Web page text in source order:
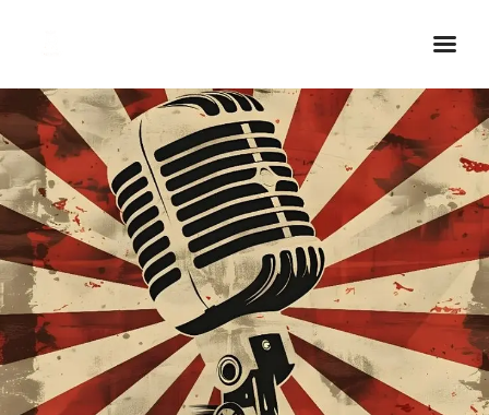
Inicio Real FM
Streaming
En Vivo
Descarga La APP
Programas
Noticias
Equipo
Sobre Nosotros